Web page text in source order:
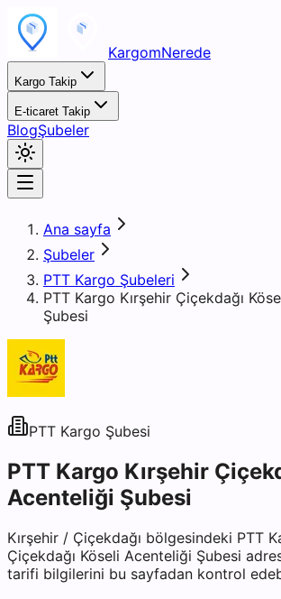
KargomNerede
Kargo Takip
E-ticaret Takip
BlogŞubeler
Ana sayfa
Şubeler
PTT Kargo Şubeleri
PTT Kargo Kırşehir Çiçekdağı
Şubesi
PTT Kargo Şubesi
PTT Kargo Kırşehir
Acenteliği Şubesi
Kırşehir / Çiçekdağı bölgesindeki PTT
Çiçekdağı Köseli Acenteliği Şubesi
tarifi bilgilerini bu sayfadan kontrol